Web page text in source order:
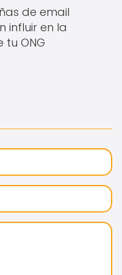
de email
influir en la
ONG